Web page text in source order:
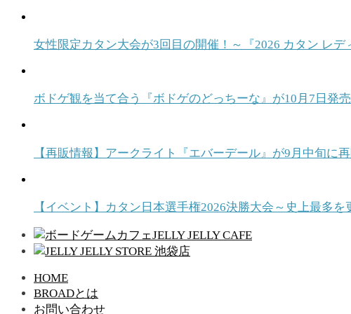
女性限定カタン大会が3回目の開催！～『2026 カタン レデ
ボドゲ観を当て合う『ボドゲのどっちーな』が10月7日発
【再販情報】アークライト『エバーデール』が9月中旬に再
【イベント】カタン日本選手権2026決勝大会～史上最多
HOME
BROADとは
お問い合わせ